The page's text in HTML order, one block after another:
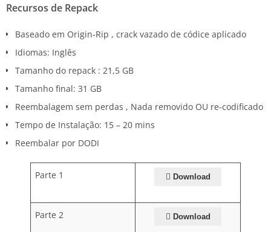
Recursos de Repack
Baseado em Origin-Rip , crack vazado de códice aplicado
Idiomas: Inglês
Tamanho do repack : 21,5 GB
Tamanho final: 31 GB
Reembalagem sem perdas , Nada removido OU re-codificado
Tempo de Instalação: 15 – 20 mins
Reembalar por DODI
Parte 1 Download
Parte 2 Download